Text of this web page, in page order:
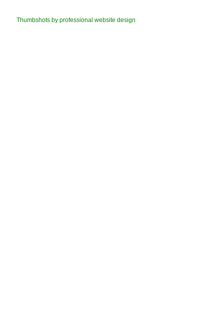
Thumbshots by professional website design